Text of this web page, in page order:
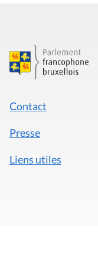
Contact
Presse
Liens utiles